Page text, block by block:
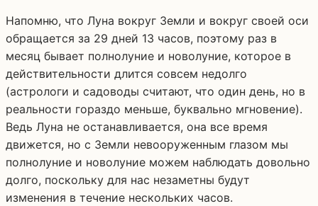
Напомню, что Луна вокруг Земли и вокруг своей оси
обращается за 29 дней 13 часов, поэтому раз в
месяц бывает полнолуние и новолуние, которое в
действительности длится совсем недолго
(астрологи и садоводы считают, что один день, но в
реальности гораздо меньше, буквально мгновение).
Ведь Луна не останавливается, она все время
движется, но с Земли невооруженным глазом мы
полнолуние и новолуние можем наблюдать довольно
долго, поскольку для нас незаметны будут
изменения в течение нескольких часов.